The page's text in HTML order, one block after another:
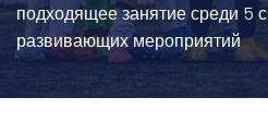
подходящее занятие среди 5
развивающих мероприятий